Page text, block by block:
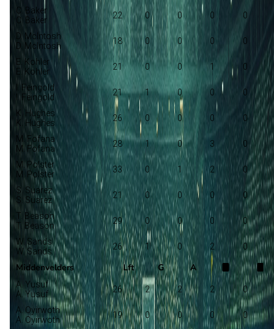
C. Baker
C. Baker
22 0 0 0 0
D. McIntosh
D. McIntosh
18 0 0 0 0
E. Kohler
E. Kohler
21 0 0 1 0
I. Feingold
I. Feingold
21 1 0 0 0
K. Hughes
K. Hughes
26 0 0 0 0
M. Fofana
M. Fofana
28 1 0 3 0
M. Polster
M. Polster
33 0 1 2 0
S. Suarez
S. Suarez
21 0 0 0 0
T. Beason
T. Beason
29 0 0 0 0
W. Sands
W. Sands
26 1 0 2 0
Middenvelders Lft G A
A. Yusuf
A. Yusuf
26 2 2 2 0
A. Oyirwoth
A. Oyirwoth
19 0 0 0 0